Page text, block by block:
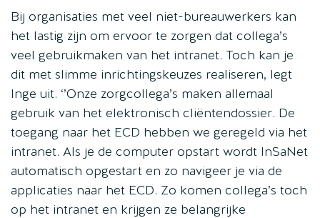
Bij organisaties met veel niet-bureauwerkers kan
het lastig zijn om ervoor te zorgen dat collega’s
veel gebruikmaken van het intranet. Toch kan je
dit met slimme inrichtingskeuzes realiseren, legt
Inge uit. ‘’Onze zorgcollega’s maken allemaal
gebruik van het elektronisch cliëntendossier. De
toegang naar het ECD hebben we geregeld via het
intranet. Als je de computer opstart wordt InSaNet
automatisch opgestart en zo navigeer je via de
applicaties naar het ECD. Zo komen collega’s toch
op het intranet en krijgen ze belangrijke